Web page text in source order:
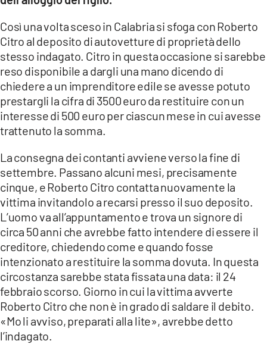
Così una volta sceso in Calabria si sfoga con Roberto
Citro al deposito di autovetture di proprietà dello
stesso indagato. Citro in questa occasione si sarebbe
reso disponibile a dargli una mano dicendo di
chiedere a un imprenditore edile se avesse potuto
prestargli la cifra di 3500 euro da restituire con un
interesse di 500 euro per ciascun mese in cui avesse
trattenuto la somma.
La consegna dei contanti avviene verso la fine di
settembre. Passano alcuni mesi, precisamente
cinque, e Roberto Citro contatta nuovamente la
vittima invitandolo a recarsi presso il suo deposito.
L’uomo va all’appuntamento e trova un signore di
circa 50 anni che avrebbe fatto intendere di essere il
creditore, chiedendo come e quando fosse
intenzionato a restituire la somma dovuta. In questa
circostanza sarebbe stata fissata una data: il 24
febbraio scorso. Giorno in cui la vittima avverte
Roberto Citro che non è in grado di saldare il debito.
«Mo li avviso, preparati alla lite», avrebbe detto
l’indagato.